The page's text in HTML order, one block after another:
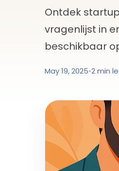
Ontdek
vragenlijst in
beschikbaar
May 19, 2025•2 min